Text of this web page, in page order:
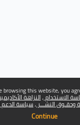
browsing this website, you
الاستخدام النزاهة
وحقـوق النشـــر سياسة
Continue